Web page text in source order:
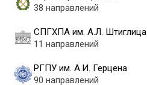
38 направлений
СПГХПА им. А.Л. Штиглица
11 направлений
РГПУ им. А.И. Герцена
90 направлений